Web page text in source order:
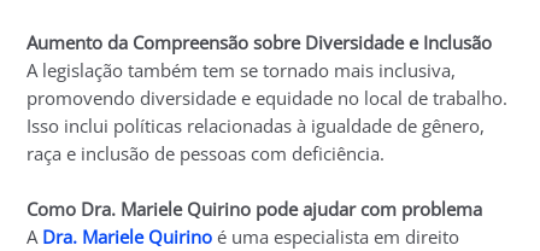
Aumento da Compreensão sobre Diversidade e Inclusão
A legislação também tem se tornado mais inclusiva,
promovendo diversidade e equidade no local de trabalho.
Isso inclui políticas relacionadas à igualdade de gênero,
raça e inclusão de pessoas com deficiência.
Como Dra. Mariele Quirino pode ajudar com problema
A Dra. Mariele Quirino é uma especialista em direito